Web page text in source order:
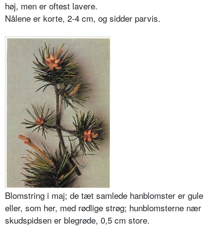
høj, men er oftest lavere.
Nålene er korte, 2-4 cm, og sidder parvis.
Blomstring i maj; de tæt samlede hanblomster er gule
eller, som her, med rødlige strøg; hunblomsterne nær
skudspidsen er blegrøde, 0,5 cm store.